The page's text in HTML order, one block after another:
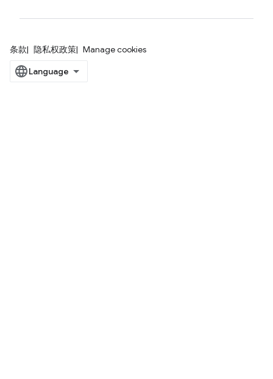
条款 隐私权政策 Manage cookies